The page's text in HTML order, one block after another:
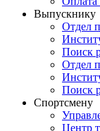
Выпускнику
Отдел
Поиск
Отдел
Поиск
Спортсмену
Центр